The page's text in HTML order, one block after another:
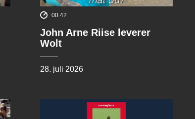
00:42
John Arne Riise leverer
Wolt
28. juli 2026